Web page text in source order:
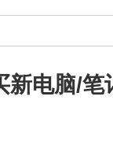
新电脑/